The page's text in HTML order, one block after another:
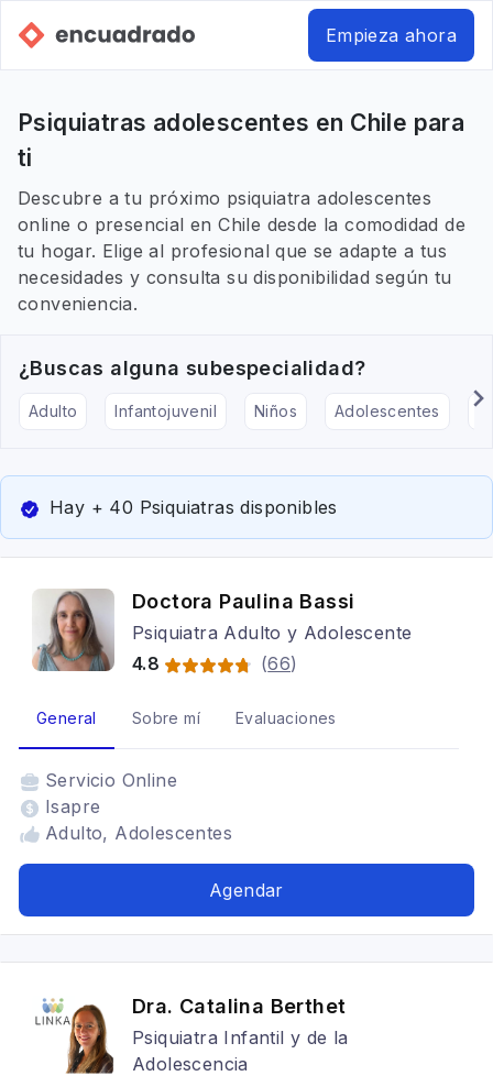
Empieza ahora
Psiquiatras adolescentes en Chile para
ti
Descubre a tu próximo psiquiatra adolescentes
online o presencial en Chile desde la comodidad de
tu hogar. Elige al profesional que se adapte a tus
necesidades y consulta su disponibilidad según tu
conveniencia.
¿Buscas alguna subespecialidad?
Adulto Infantojuvenil Niños Adolescentes
Hay + 40 Psiquiatras disponibles
Doctora Paulina Bassi
Psiquiatra Adulto y Adolescente
4.8
(66)
General Sobre mí Evaluaciones
Servicio Online
Isapre
Adulto, Adolescentes
Agendar
Dra. Catalina Berthet
Psiquiatra Infantil y de la
Adolescencia